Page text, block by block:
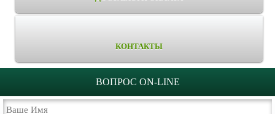
КОНТАКТЫ
ВОПРОС ON-LINE